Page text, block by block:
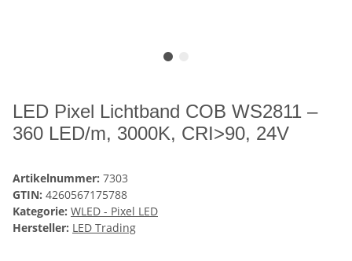
LED Pixel Lichtband COB WS2811 –
360 LED/m, 3000K, CRI>90, 24V
Artikelnummer: 7303
GTIN: 4260567175788
Kategorie: WLED - Pixel LED
Hersteller: LED Trading